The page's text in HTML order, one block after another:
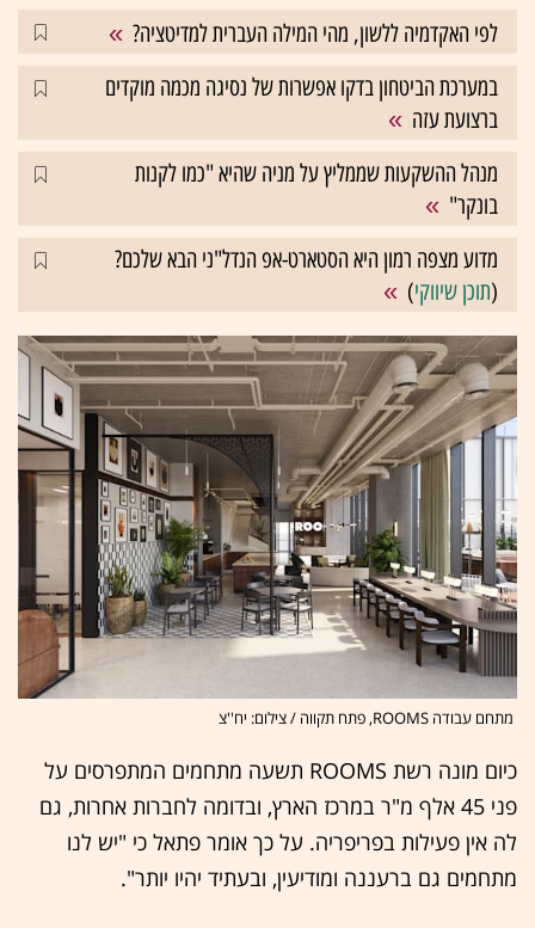
לפי האקדמיה ללשון, מהי המילה העברית למדיטציה?
במערכת הביטחון בדקו אפשרות של נסיגה מכמה מוקדים
ברצועת עזה
מנהל ההשקעות שממליץ על מניה שהיא "כמו לקנות
בונקר"
מדוע מצפה רמון היא הסטארט-אפ הנדל"ני הבא שלכם?
(תוכן שיווקי)
מתחם עבודה ROOMS, פתח תקווה / צילום: יח''צ
כיום מונה רשת ROOMS תשעה מתחמים המתפרסים על
פני 45 אלף מ"ר במרכז הארץ, ובדומה לחברות אחרות, גם
לה אין פעילות בפריפריה. על כך אומר פתאל כי "יש לנו
מתחמים גם ברעננה ומודיעין, ובעתיד יהיו יותר".